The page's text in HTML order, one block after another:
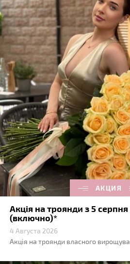
АКЦИЯ
Акція на троянди з 5
(включно)*
4 Августа 2026
Акція на троянди власного